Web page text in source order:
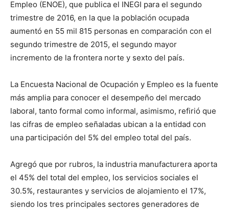
Empleo (ENOE), que publica el INEGI para el segundo
trimestre de 2016, en la que la población ocupada
aumentó en 55 mil 815 personas en comparación con el
segundo trimestre de 2015, el segundo mayor
incremento de la frontera norte y sexto del país.
La Encuesta Nacional de Ocupación y Empleo es la fuente
más amplia para conocer el desempeño del mercado
laboral, tanto formal como informal, asimismo, refirió que
las cifras de empleo señaladas ubican a la entidad con
una participación del 5% del empleo total del país.
Agregó que por rubros, la industria manufacturera aporta
el 45% del total del empleo, los servicios sociales el
30.5%, restaurantes y servicios de alojamiento el 17%,
siendo los tres principales sectores generadores de